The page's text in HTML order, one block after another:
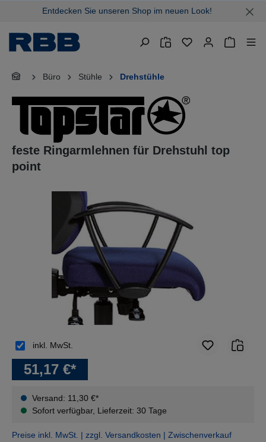
springenEntdecken Sie unseren Shop im neuen Look!
Büro Stühle Drehstühle
feste Ringarmlehnen für Drehstuhl top
point
Bildergalerie überspringen
51,17 €*
Versand: 11,30 €*
Sofort verfügbar, Lieferzeit: 30 Tage
inkl. MwSt.
Preise inkl. MwSt. | zzgl. Versandkosten | Zwischenverkauf